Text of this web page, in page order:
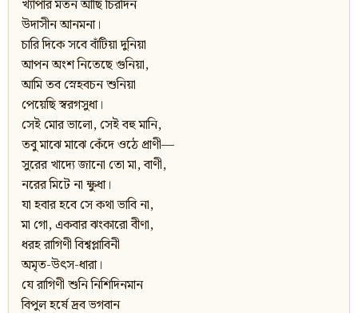
খ্যাপার মতন আছি চিরদিন
উদাসীন আনমনা।
চারি দিকে সবে বাঁটিয়া দুনিয়া
আপন অংশ নিতেছে গুনিয়া,
আমি তব স্নেহবচন শুনিয়া
পেয়েছি স্বরগসুধা।
সেই মোর ভালো, সেই বহু মানি,
তবু মাঝে মাঝে কেঁদে ওঠে প্রাণী—
সুরের খাদ্যে জানো তো মা, বাণী,
নরের মিটে না ক্ষুধা।
যা হবার হবে সে কথা ভাবি না,
মা গো, একবার ঝংকারো বীণা,
ধরহ রাগিণী বিশ্বপ্লাবিনী
অমৃত-উত্‍‌স-ধারা।
যে রাগিণী শুনি নিশিদিনমান
বিপুল হর্ষে দ্রব ভগবান